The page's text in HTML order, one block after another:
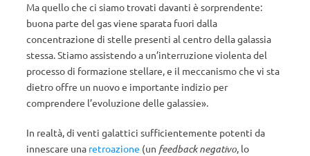
Ma quello che ci siamo trovati davanti è sorprendente:
buona parte del gas viene sparata fuori dalla
concentrazione di stelle presenti al centro della galassia
stessa. Stiamo assistendo a un’interruzione violenta del
processo di formazione stellare, e il meccanismo che vi sta
dietro offre un nuovo e importante indizio per
comprendere l’evoluzione delle galassie».
In realtà, di venti galattici sufficientemente potenti da
innescare una retroazione (un feedback negativo, lo